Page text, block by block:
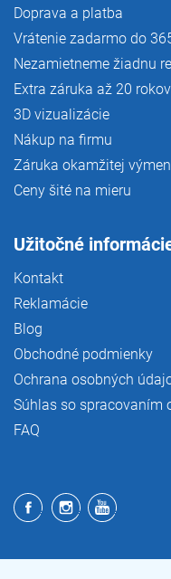
Doprava a platba
Vrátenie zadarmo do
Nezamietneme žiadnu
Extra záruka až 20 rokov
3D vizualizácie
Nákup na firmu
Záruka okamžitej
Ceny šité na mieru
Užitočné
Kontakt
Reklamácie
Blog
Obchodné podmienky
Ochrana osobných
Súhlas so spracovaním
FAQ